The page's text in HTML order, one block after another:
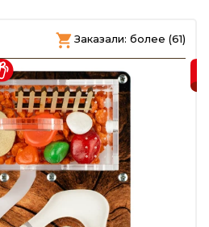
Заказали: более (61)